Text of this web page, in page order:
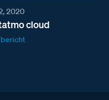
2020
cloud